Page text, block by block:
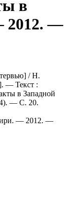
в
2012. —
/ Н.
— Текст :
в Западной
— С. 20.
— 2012. —